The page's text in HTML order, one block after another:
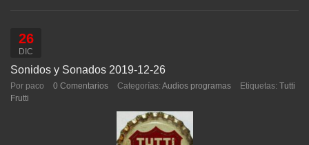
26
DIC
Sonidos y Sonados 2019-12-26
Por paco 0 Comentarios Categorías: Audios programas Etiquetas: Tutti
Frutti